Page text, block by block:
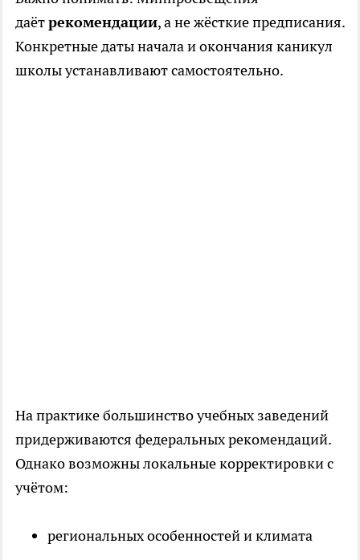
даётрекомендации, а не жёсткие предписания.
Конкретные даты начала и окончания каникул
школы устанавливают самостоятельно.
На практике большинство учебных заведений
придерживаются федеральных рекомендаций.
Однако возможны локальные корректировки с
учётом:
региональных особенностей и климата